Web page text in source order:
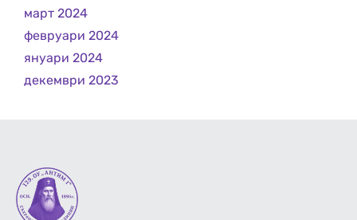
март 2024
февруари 2024
януари 2024
декември 2023